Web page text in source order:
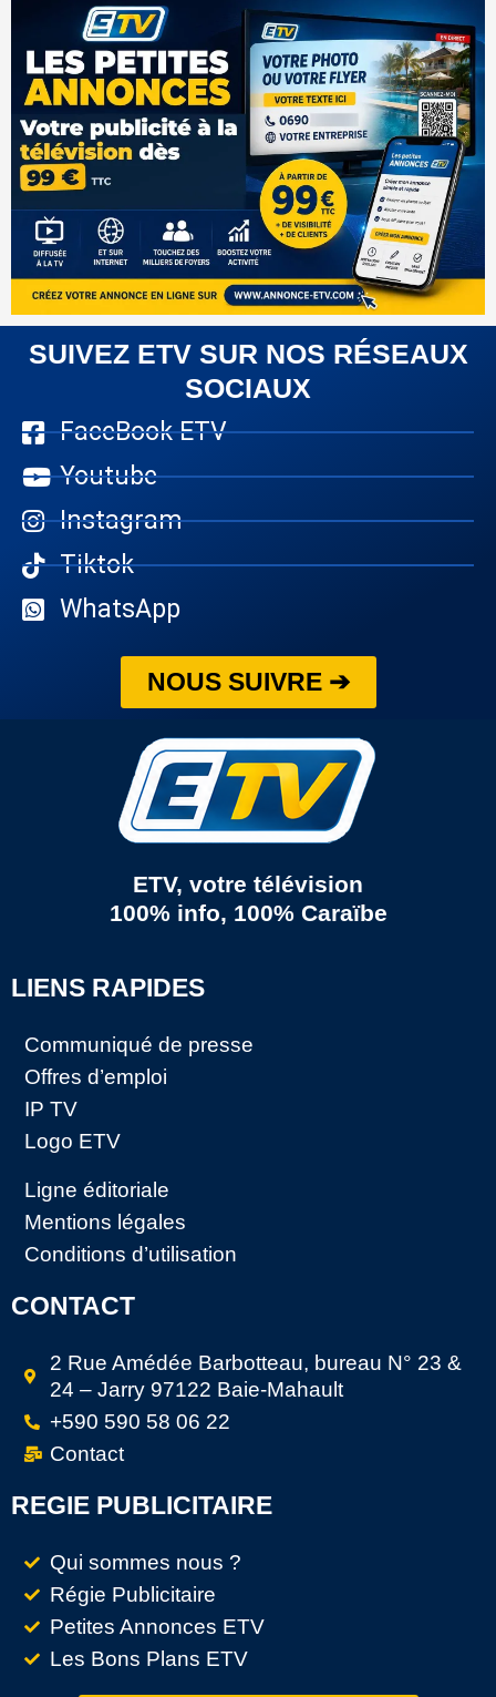
SUIVEZ ETV SUR NOS RÉSEAUX
SOCIAUX
FaceBook ETV
Youtube
Instagram
Tiktok
WhatsApp
NOUS SUIVRE ➔
ETV, votre télévision
100% info, 100% Caraïbe
LIENS RAPIDES
Communiqué de presse
Offres d’emploi
IP TV
Logo ETV
Ligne éditoriale
Mentions légales
Conditions d’utilisation
CONTACT
2 Rue Amédée Barbotteau, bureau N° 23 &
24 – Jarry 97122 Baie-Mahault
+590 590 58 06 22
Contact
REGIE PUBLICITAIRE
Qui sommes nous ?
Régie Publicitaire
Petites Annonces ETV
Les Bons Plans ETV